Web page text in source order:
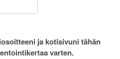
ja kotisivuni tähän
varten.